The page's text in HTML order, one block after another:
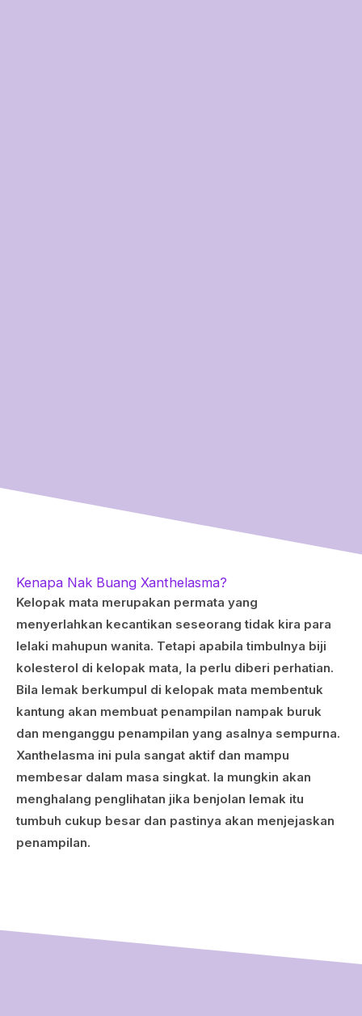
Kenapa Nak Buang Xanthelasma?
Kelopak mata merupakan permata yang
menyerlahkan kecantikan seseorang tidak kira para
lelaki mahupun wanita. Tetapi apabila timbulnya biji
kolesterol di kelopak mata, Ia perlu diberi perhatian.
Bila lemak berkumpul di kelopak mata membentuk
kantung akan membuat penampilan nampak buruk
dan menganggu penampilan yang asalnya sempurna.
Xanthelasma ini pula sangat aktif dan mampu
membesar dalam masa singkat. Ia mungkin akan
menghalang penglihatan jika benjolan lemak itu
tumbuh cukup besar dan pastinya akan menjejaskan
penampilan.